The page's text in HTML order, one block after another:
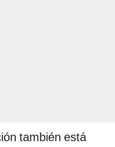
también está